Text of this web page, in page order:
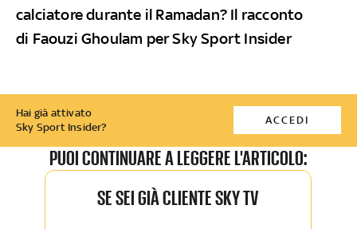
calciatore durante il Ramadan? Il racconto
di Faouzi Ghoulam per Sky Sport Insider
Hai già attivato
Sky Sport Insider?
ACCEDI
PUOI CONTINUARE A LEGGERE L'ARTICOLO:
SE SEI GIÀ CLIENTE SKY TV